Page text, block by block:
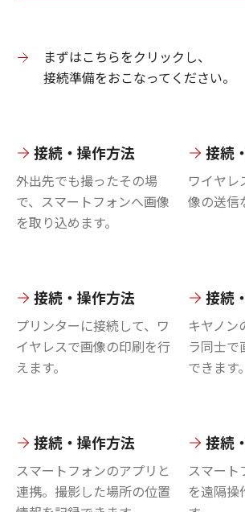
まずはこちらをクリックし、
接続準備をおこなってください。
接続・操作方法
外出先でも撮ったその場
で、スマートフォンへ画像
を取り込めます。
接続
ワイヤレ
像の送信
接続・操作方法
プリンターに接続して、ワ
イヤレスで画像の印刷を行
えます。
接続
キヤノン
ラ同士で
できます。
接続・操作方法
スマートフォンのアプリと
連携。撮影した場所の位置
接続
スマート
を遠隔操